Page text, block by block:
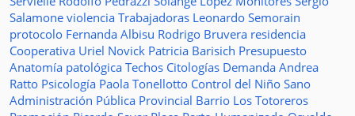
Salamone violencia Trabajadoras Leonardo Semorain
protocolo Fernanda Albisu Rodrigo Bruvera residencia
Cooperativa Uriel Novick Patricia Barisich Presupuesto
Anatomía patológica Techos Citologías Demanda Andrea
Ratto Psicología Paola Tonellotto Control del Niño Sano
Administración Pública Provincial Barrio Los Totoreros